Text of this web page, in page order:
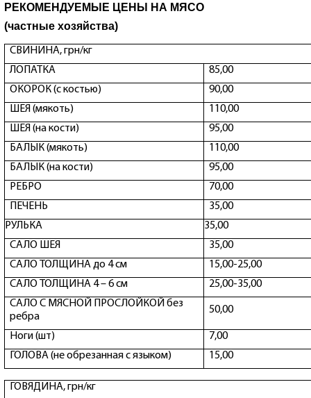
РЕКОМЕНДУЕМЫЕ ЦЕНЫ НА МЯСО
(частные хозяйства)
СВИНИНА, грн/кг
ЛОПАТКА
85,00
ОКОРОК (с костью)
90,00
ШЕЯ (мякоть)
110,00
ШЕЯ (на кости)
95,00
БАЛЫК (мякоть)
110,00
БАЛЫК (на кости)
95,00
РЕБРО
70,00
ПЕЧЕНЬ
35,00
РУЛЬКА
35,00
САЛО ШЕЯ
35,00
САЛО ТОЛЩИНА до 4 см
15,00-25,00
САЛО ТОЛЩИНА 4 – 6 см
25,00-35,00
САЛО С МЯСНОЙ ПРОСЛОЙКОЙ без
ребра
50,00
Ноги (шт)
7,00
ГОЛОВА (не обрезанная с языком)
15,00
ГОВЯДИНА, грн/кг